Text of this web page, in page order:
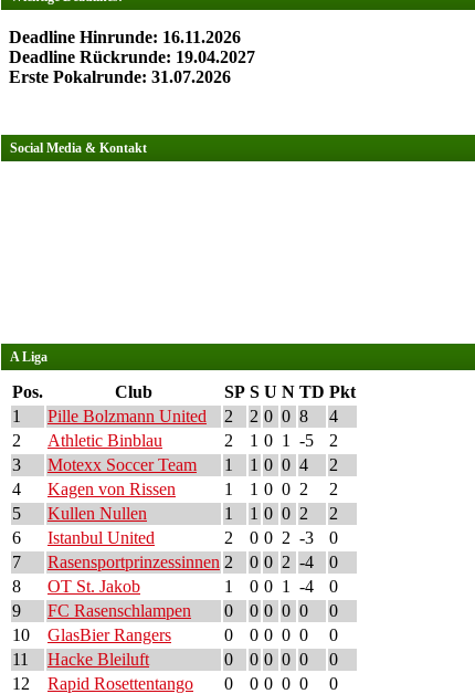
Deadline Hinrunde: 16.11.2026
Deadline Rückrunde: 19.04.2027
Erste Pokalrunde: 31.07.2026
Social Media & Kontakt
A Liga
Pos. Club SP S U N TD Pkt
1
Pille Bolzmann United 2 2 0 0 8
4
2
Athletic Binblau 2 1 0 1 -5
2
3
Motexx Soccer Team 1 1 0 0 4
2
4
Kagen von Rissen 1 1 0 0 2
2
5
Kullen Nullen 1 1 0 0 2
2
6
Istanbul United 2 0 0 2 -3
0
7
Rasensportprinzessinnen 2 0 0 2 -4
0
8
OT St. Jakob 1 0 0 1 -4
0
9
FC Rasenschlampen 0 0 0 0 0
0
10
GlasBier Rangers 0 0 0 0 0
0
11
Hacke Bleiluft 0 0 0 0 0
0
12
Rapid Rosettentango 0 0 0 0 0
0